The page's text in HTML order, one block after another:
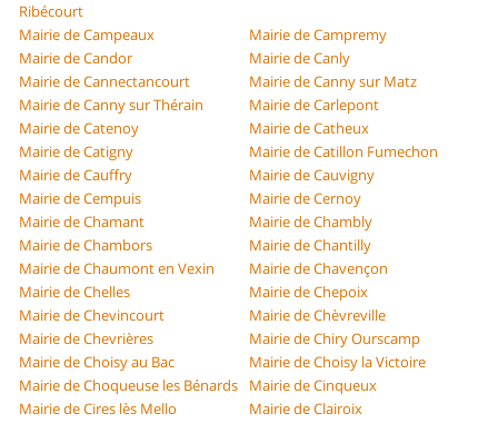
Ribécourt
Mairie de Campeaux
Mairie de Campremy
Mairie de Candor
Mairie de Canly
Mairie de Cannectancourt
Mairie de Canny sur Matz
Mairie de Canny sur Thérain
Mairie de Carlepont
Mairie de Catenoy
Mairie de Catheux
Mairie de Catigny
Mairie de Catillon Fumechon
Mairie de Cauffry
Mairie de Cauvigny
Mairie de Cempuis
Mairie de Cernoy
Mairie de Chamant
Mairie de Chambly
Mairie de Chambors
Mairie de Chantilly
Mairie de Chaumont en Vexin
Mairie de Chavençon
Mairie de Chelles
Mairie de Chepoix
Mairie de Chevincourt
Mairie de Chèvreville
Mairie de Chevrières
Mairie de Chiry Ourscamp
Mairie de Choisy au Bac
Mairie de Choisy la Victoire
Mairie de Choqueuse les Bénards
Mairie de Cinqueux
Mairie de Cires lès Mello
Mairie de Clairoix